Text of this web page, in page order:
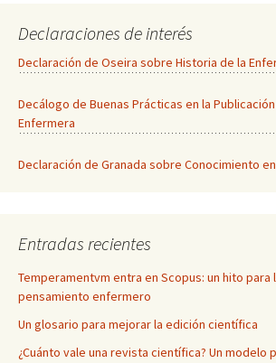
Declaraciones de interés
Declaración de Oseira sobre Historia de la
Decálogo de Buenas Prácticas en la
Enfermera
Declaración de Granada sobre Conocimiento
Entradas recientes
Temperamentvm entra en Scopus: un hito para
pensamiento enfermero
Un glosario para mejorar la edición científica
¿Cuánto vale una revista científica? Un modelo